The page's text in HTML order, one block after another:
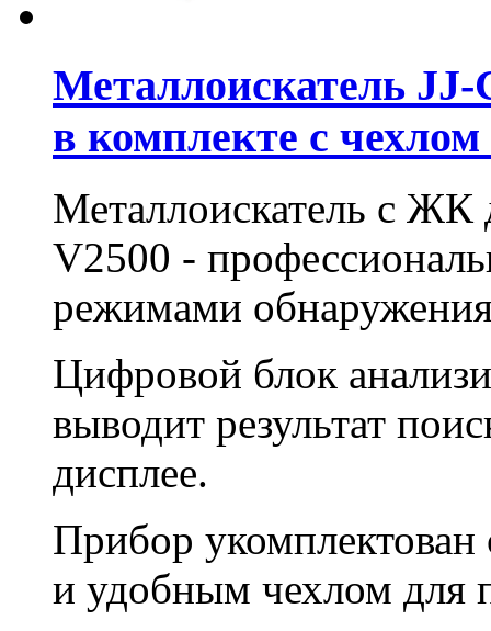
Металлоискатель
в комплекте с
Металлоискатель с ЖК
V2500 -
режимами
Цифровой блок
выводит результат
дисплее.
Прибор укомплектован
и удобным чехлом для